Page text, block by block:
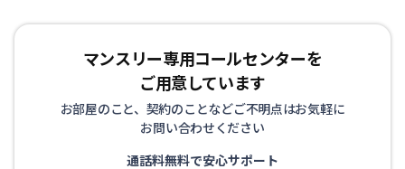
マンスリー専用コールセンターを
ご用意しています
お部屋のこと、契約のことなどご不明点はお気軽に
お問い合わせください
通話料無料で安心サポート